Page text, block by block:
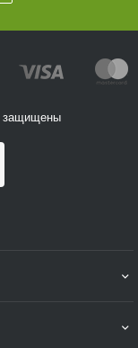
защищены